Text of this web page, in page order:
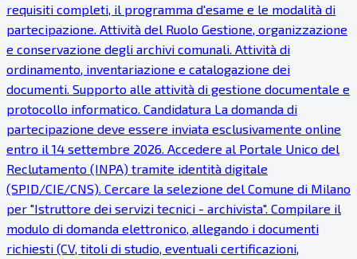
requisiti completi, il programma d'esame e le modalità di
partecipazione. Attività del Ruolo Gestione, organizzazione
e conservazione degli archivi comunali. Attività di
ordinamento, inventariazione e catalogazione dei
documenti. Supporto alle attività di gestione documentale e
protocollo informatico. Candidatura La domanda di
partecipazione deve essere inviata esclusivamente online
entro il 14 settembre 2026. Accedere al Portale Unico del
Reclutamento (INPA) tramite identità digitale
(SPID/CIE/CNS). Cercare la selezione del Comune di Milano
per "Istruttore dei servizi tecnici - archivista". Compilare il
modulo di domanda elettronico, allegando i documenti
richiesti (CV, titoli di studio, eventuali certificazioni,